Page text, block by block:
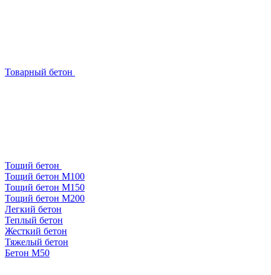
Товарный бетон
Тощий бетон
Тощий бетон М100
Тощий бетон М150
Тощий бетон М200
Легкий бетон
Теплый бетон
Жесткий бетон
Тяжелый бетон
Бетон М50